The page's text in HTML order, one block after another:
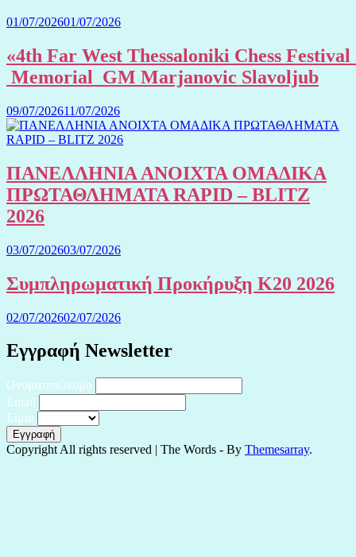
01/07/202601/07/2026
«4th Far West Thessaloniki Chess Festival
Memorial GM Marjanovic Slavoljub
09/07/202611/07/2026
ΠΑΝΕΛΛΗΝΙΑ ΑΝΟΙΧΤΑ ΟΜΑΔΙΚΑ
ΠΡΩΤΑΘΛΗΜΑΤΑ RAPID – BLITZ
2026
03/07/202603/07/2026
Συμπληρωματική Προκήρυξη Κ20 2026
02/07/202602/07/2026
Εγγραφή Newsletter
Ονοματεπώνυμο
Email
Είμαι
Copyright All rights reserved | The Words - By Themesarray.